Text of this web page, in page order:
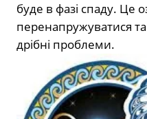
буде в фазі спаду. Це
перенапружуватися
дрібні проблеми.